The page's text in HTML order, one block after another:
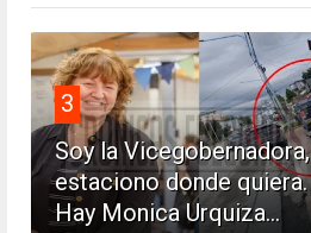
3
Soy la Vicegobernadora,
estaciono donde quiera.
Hay Monica Urquiza...